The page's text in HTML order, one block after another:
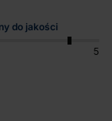
do jakości
5